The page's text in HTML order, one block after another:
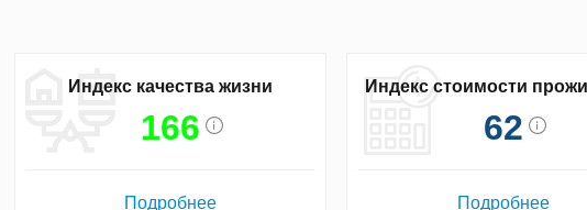
Индекс качества жизни
166
Подробнее
Индекс стоимости
62
Подробнее